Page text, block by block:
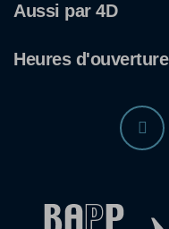
Aussi par 4D
Heures d'ouverture